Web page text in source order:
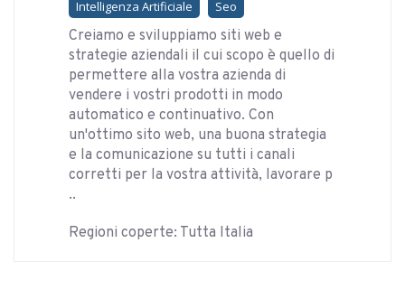
Intelligenza Artificiale
Seo
Creiamo e sviluppiamo siti web e
strategie aziendali il cui scopo è quello di
permettere alla vostra azienda di
vendere i vostri prodotti in modo
automatico e continuativo. Con
un'ottimo sito web, una buona strategia
e la comunicazione su tutti i canali
corretti per la vostra attività, lavorare p
..
Regioni coperte: Tutta Italia